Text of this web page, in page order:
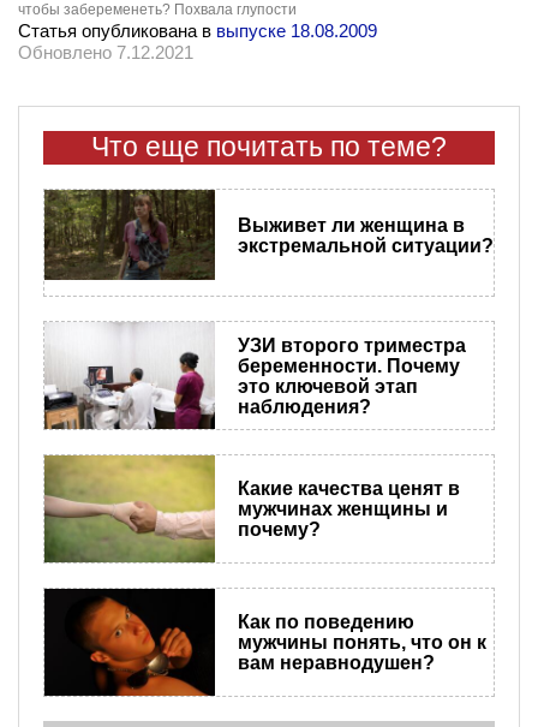
чтобы забеременеть? Похвала глупости
Статья опубликована в выпуске 18.08.2009
Обновлено 7.12.2021
Что еще почитать по теме?
Выживет ли женщина в
экстремальной ситуации?
УЗИ второго триместра
беременности. Почему
это ключевой этап
наблюдения?
Какие качества ценят в
мужчинах женщины и
почему?
Как по поведению
мужчины понять, что он к
вам неравнодушен?